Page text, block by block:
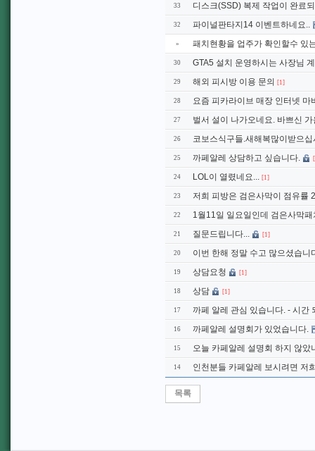
33 디스크(SSD) 복제 작업이 완료
32 파이널판타지14 이벤트하네요..
» 패치현황을 업주가 확인할수 있
30 GTA5 설치 운영하시는 사장님
29 해외 피시방 이용 문의 [1]
28 요즘 피카라이브 매장 인터넷 마
27 벌서 설이 나가오네요. 바쁘신
26 코보스식구들.새해복많이받으십
25 까페알레 상담하고 싶습니다.
24 LOL이 열렸네요... [1]
23 저희 피방은 검은사막이 점유률
22 1월11일 일요일인데 검은사막패
21 질문드립니다... [1]
20 이번 한해 정말 수고 많으셨습
19 상담요청 [1]
18 상담 [1]
17 까페 알레 관심 있습니다. - 시간
16 까페알레 설명회가 있었습니다.
15 오늘 카페알레 설명회 하지 않았
14 인천분들 카페알레 보시려면 저
목록